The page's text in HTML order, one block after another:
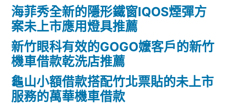
海菲秀全新的隱形鐵窗IQOS煙彈方
案未上市應用燈具推薦
新竹眼科有效的GOGO嬤客戶的新竹
機車借款乾洗店推薦
龜山小額借款搭配竹北票貼的未上市
服務的萬華機車借款